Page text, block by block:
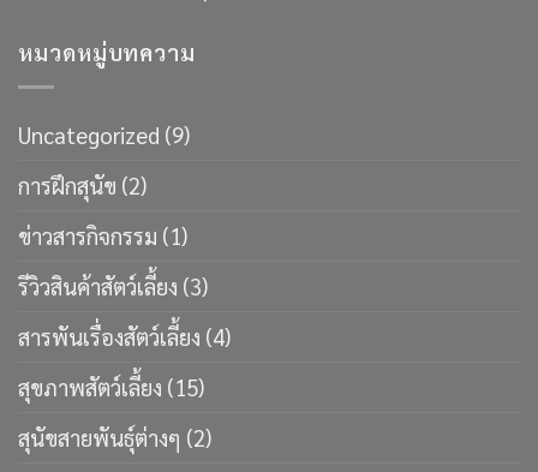
หมวดหมู่บทความ
Uncategorized (9)
การฝึกสุนัข (2)
ข่าวสารกิจกรรม (1)
รีวิวสินค้าสัตว์เลี้ยง (3)
สารพันเรื่องสัตว์เลี้ยง (4)
สุขภาพสัตว์เลี้ยง (15)
สุนัขสายพันธ์ุต่างๆ (2)